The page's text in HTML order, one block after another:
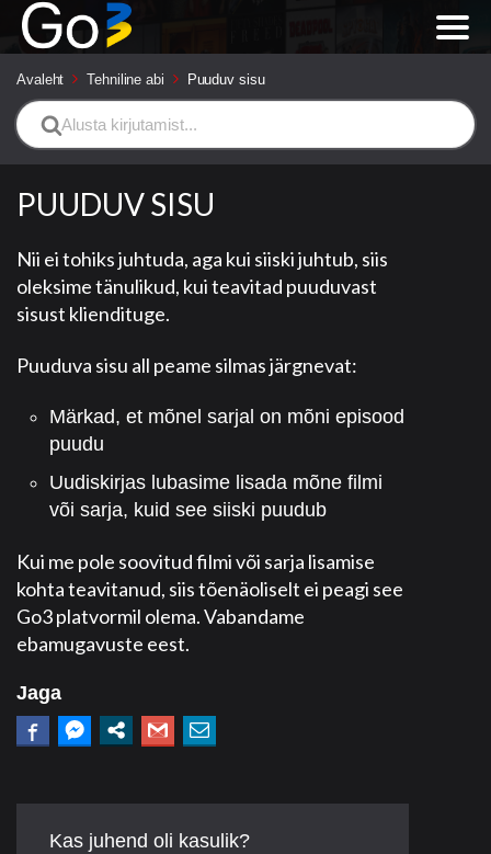
Avaleht Tehniline abi Puuduv sisu
Search
For
PUUDUV SISU
Nii ei tohiks juhtuda, aga kui siiski juhtub, siis
oleksime tänulikud, kui teavitad puuduvast
sisust kliendituge.
Puuduva sisu all peame silmas järgnevat:
Märkad, et mõnel sarjal on mõni episood
puudu
Uudiskirjas lubasime lisada mõne filmi
või sarja, kuid see siiski puudub
Kui me pole soovitud filmi või sarja lisamise
kohta teavitanud, siis tõenäoliselt ei peagi see
Go3 platvormil olema. Vabandame
ebamugavuste eest.
Jaga
Kas juhend oli kasulik?